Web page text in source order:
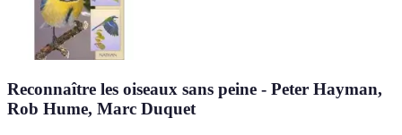
Reconnaître les oiseaux sans peine - Peter Hayman,
Rob Hume, Marc Duquet